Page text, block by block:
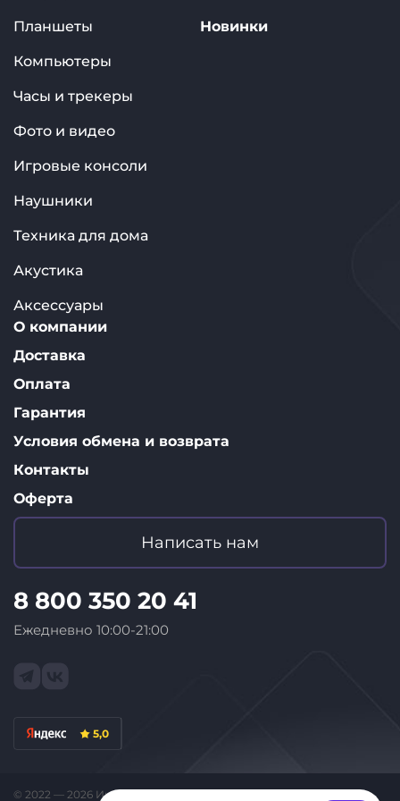
Написать нам
8 800 350 20 41
Ежедневно 10:00-21:00
5,0
Планшеты
Компьютеры
Часы и трекеры
Фото и видео
Игровые консоли
Наушники
Техника для дома
Акустика
Аксессуары
Новинки
О компании
Доставка
Оплата
Гарантия
Условия обмена и возврата
Контакты
Оферта
© 2022 — 2026 Интернет-магазин «ID Store»